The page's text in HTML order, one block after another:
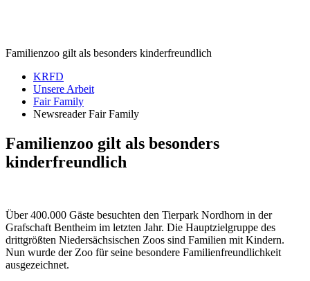
Familienzoo gilt als besonders kinderfreundlich
KRFD
Unsere Arbeit
Fair Family
Newsreader Fair Family
Familienzoo gilt als besonders
kinderfreundlich
Über 400.000 Gäste besuchten den Tierpark Nordhorn in der
Grafschaft Bentheim im letzten Jahr. Die Hauptzielgruppe des
drittgrößten Niedersächsischen Zoos sind Familien mit Kindern.
Nun wurde der Zoo für seine besondere Familienfreundlichkeit
ausgezeichnet.